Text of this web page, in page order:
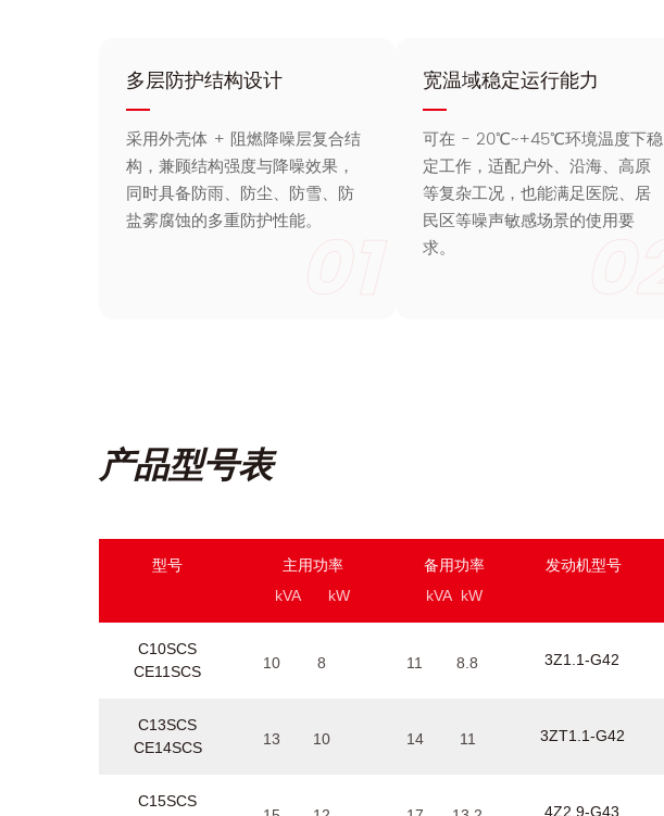
多层防护结构设计
采用外壳体 + 阻燃降噪层复合结
构，兼顾结构强度与降噪效果，
同时具备防雨、防尘、防雪、防
盐雾腐蚀的多重防护性能。
宽温域稳定运行能力
可在 - 20℃~+45℃环境温度下稳
定工作，适配户外、沿海、高原
等复杂工况，也能满足医院、居
民区等噪声敏感场景的使用要
求。
产品型号表
型号
主用功率
kVA
kW
备用功率
kVA kW
发动机型号
C10SCS
CE11SCS
10 8 11 8.8 3Z1.1-G42
C13SCS
CE14SCS
13 10 14 11 3ZT1.1-G42
C15SCS
4Z2.9-G43